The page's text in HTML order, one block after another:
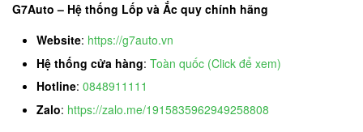
G7Auto – Hệ thống Lốp và Ắc quy chính hãng
Website: https://g7auto.vn
Hệ thống cửa hàng: Toàn quốc (Click để xem)
Hotline: 0848911111
Zalo: https://zalo.me/1915835962949258808